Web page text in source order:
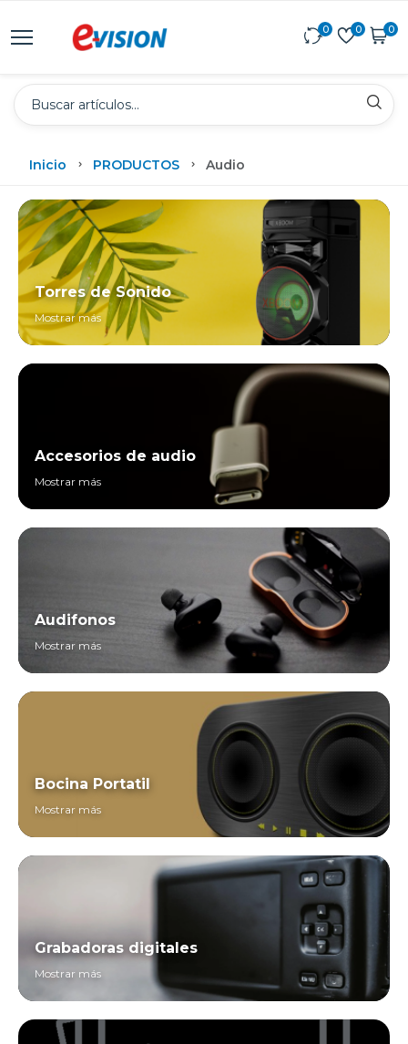
0 0 0
Inicio PRODUCTOS Audio
Torres de Sonido
Mostrar más
Accesorios de audio
Mostrar más
Audifonos
Mostrar más
Bocina Portatil
Mostrar más
Grabadoras digitales
Mostrar más